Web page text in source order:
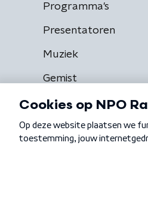
Programma's
Presentatoren
Muziek
Gemist
Algemene voorwaarden